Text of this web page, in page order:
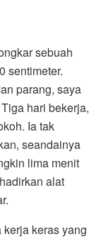
sebuah
sentimeter.
parang, saya
hari bekerja,
Ia tak
seandainya
lima menit
alat
keras yang